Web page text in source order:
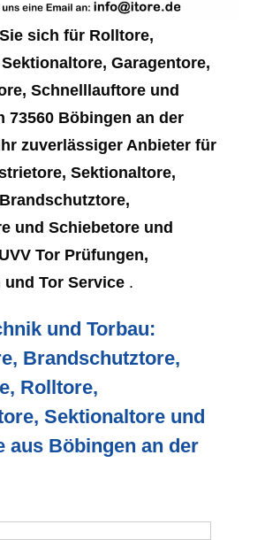
sich für Rolltore,
Garagentore,
Schnelllauftore und
73560 Böbingen an der
zuverlässiger Anbieter für
Sektionaltore,
und Schiebetore und
Tor Prüfungen,
Tor Service .
und Torbau:
Brandschutztore,
Rolltore,
Sektionaltore und
aus Böbingen an der